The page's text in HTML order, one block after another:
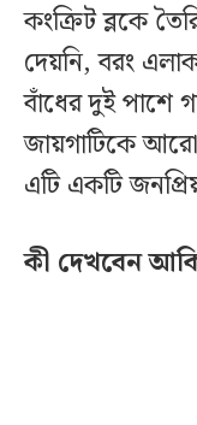
কংক্রিট ব্লকে
দেয়নি, বরং
বাঁধের দুই পাশে
জায়গাটিকে
এটি একটি
কী দেখবেন